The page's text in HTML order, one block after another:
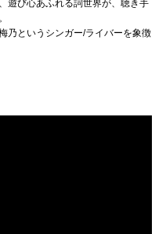
遊び心あふれる詞世界が、聴き手
乃というシンガー/ライバーを象徴